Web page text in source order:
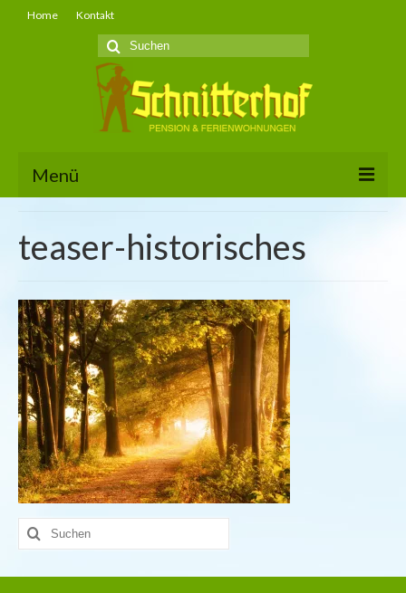
Home Kontakt
Suche
nach:
Menü
Unterkünfte & Preise
Ausstattung
Belegungsplan
Anreise
teaser-historisches
Suche